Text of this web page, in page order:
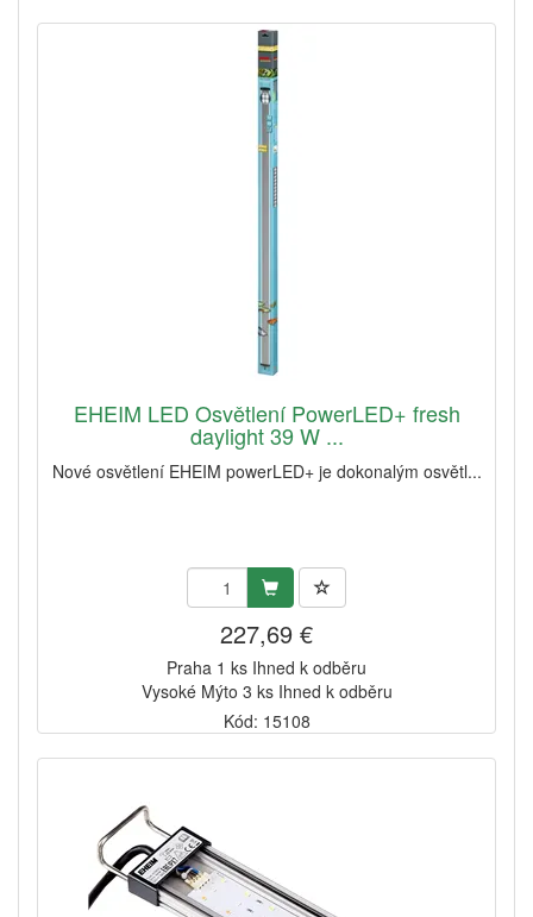
EHEIM LED Osvětlení PowerLED+ fresh
daylight 39 W ...
Nové osvětlení EHEIM powerLED+ je dokonalým osvětl...
227,69 €
Praha 1 ks Ihned k odběru
Vysoké Mýto 3 ks Ihned k odběru
Kód: 15108